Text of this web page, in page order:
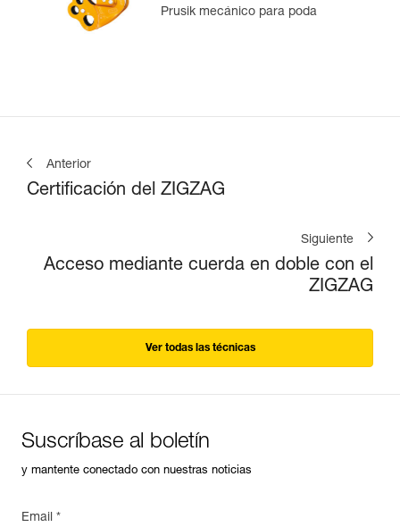
Prusik mecánico para poda
Anterior
Certificación del ZIGZAG
Siguiente
Acceso mediante cuerda en doble con el
ZIGZAG
Ver todas las técnicas
Suscríbase al boletín
y mantente conectado con nuestras noticias
Email *